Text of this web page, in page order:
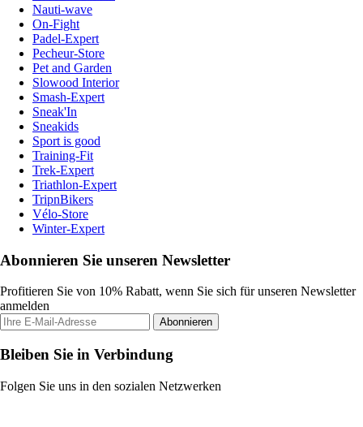
Nauti-wave
On-Fight
Padel-Expert
Pecheur-Store
Pet and Garden
Slowood Interior
Smash-Expert
Sneak'In
Sneakids
Sport is good
Training-Fit
Trek-Expert
Triathlon-Expert
TripnBikers
Vélo-Store
Winter-Expert
Abonnieren Sie unseren Newsletter
Profitieren Sie von 10% Rabatt, wenn Sie sich für unseren Newsletter
anmelden
Abonnieren
Bleiben Sie in Verbindung
Folgen Sie uns in den sozialen Netzwerken